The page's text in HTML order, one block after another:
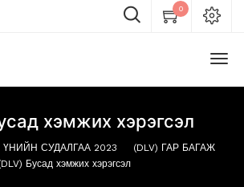
0
хэмжих хэрэгсэл
ҮНИЙН СУДАЛГАА 2023
(DLV) ГАР БАГАЖ
Бусад хэмжих хэрэгсэл